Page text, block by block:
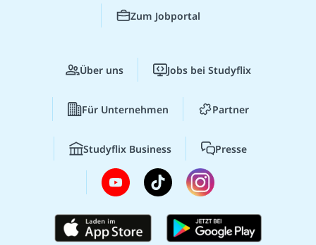
Zum Jobportal
Über uns Jobs bei Studyflix
Für Unternehmen Partner
Studyflix Business Presse